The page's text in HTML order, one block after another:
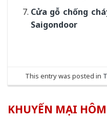
Cửa gỗ chống
Saigondoor
This entry was posted in
KHUYẾN MẠI